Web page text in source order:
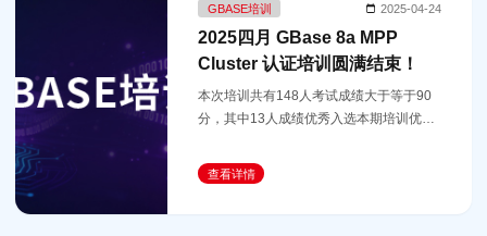
GBASE培训 2025-04-24
2025四月 GBase 8a MPP
Cluster 认证培训圆满结束！
本次培训共有148人考试成绩大于等于90
分，其中13人成绩优秀入选本期培训优秀
质证书！！
查看详情